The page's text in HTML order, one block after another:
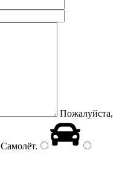
Пожалуйста,
Самолёт.